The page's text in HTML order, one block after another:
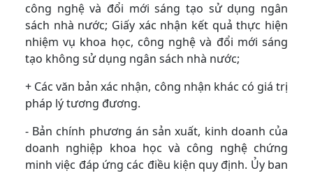
công nghệ và đổi mới sáng tạo sử dụng ngân
sách nhà nước; Giấy xác nhận kết quả thực hiện
nhiệm vụ khoa học, công nghệ và đổi mới sáng
tạo không sử dụng ngân sách nhà nước;
+ Các văn bản xác nhận, công nhận khác có giá trị
pháp lý tương đương.
- Bản chính phương án sản xuất, kinh doanh của
doanh nghiệp khoa học và công nghệ chứng
minh việc đáp ứng các điều kiện quy định. Ủy ban